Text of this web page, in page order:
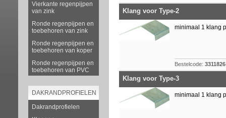
Vierkante regenpijpen
van zink
Ronde regenpijpen en
toebehoren van zink
Ronde regenpijpen en
toebehoren van koper
Ronde regenpijpen en
toebehoren van PVC
DAKRANDPROFIELEN
Dakrandprofielen
Klang voor Type-2
minimaal 1 klang
Bestelcode: 3311826
Klang voor Type-3
minimaal 1 klang